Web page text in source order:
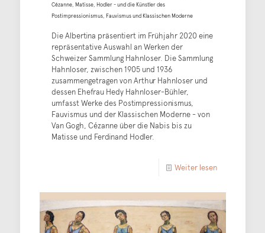
Cézanne, Matisse, Hodler - und die Künstler des
Postimpressionismus, Fauvismus und Klassischen Moderne
Die Albertina präsentiert im Frühjahr 2020 eine
repräsentative Auswahl an Werken der
Schweizer Sammlung Hahnloser. Die Sammlung
Hahnloser, zwischen 1905 und 1936
zusammengetragen von Arthur Hahnloser und
dessen Ehefrau Hedy Hahnloser-Bühler,
umfasst Werke des Postimpressionismus,
Fauvismus und der Klassischen Moderne - von
Van Gogh, Cézanne über die Nabis bis zu
Matisse und Ferdinand Hodler.
Weiter lesen